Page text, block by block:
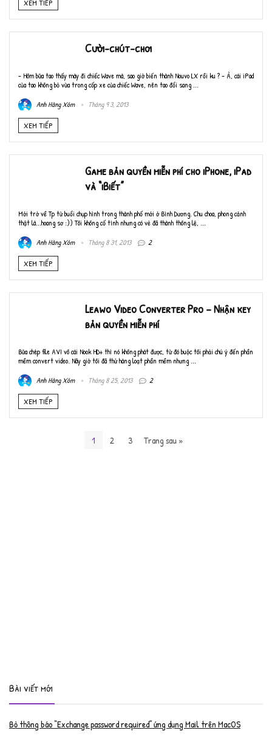
XEM TIẾP
Cười-chút-chơi
- Hôm bữa tao thấy mày đi chiếc Wave mà, sao giờ biến thành Nouvo LX rồi ku ? - À, cái iPad
của tao không bỏ vừa trong cốp xe của chiếc Wave, nên tao đổi sang ...
Anh Hàng Xóm
Tháng 9 3, 2013
XEM TIẾP
Game bản quyền miễn phí cho iPhone, iPad
và “iBiết”
Mới trở về Tp từ buổi chụp hình trong thành phố mới ở Bình Dương. Chu choa, phong cảnh
thật là...hoang sơ :)) Tôi không cố tình nhưng có vẻ đã thành thông lệ, ...
Anh Hàng Xóm
Tháng 8 31, 2013 2
XEM TIẾP
Leawo Video Converter Pro – Nhận key
bản quyền miễn phí
Bữa chép file AVI vô cái Nook HD+ thì nó không phát được, từ đó buộc tôi phải chú ý đến phần
mềm convert video. Nãy giờ tôi đã thử hàng loạt phần mềm nhưng ...
Anh Hàng Xóm
Tháng 8 25, 2013 2
XEM TIẾP
1 2 3 Trang sau »
Bài viết mới
Bỏ thông báo “Exchange password required” ứng dụng Mail trên MacOS